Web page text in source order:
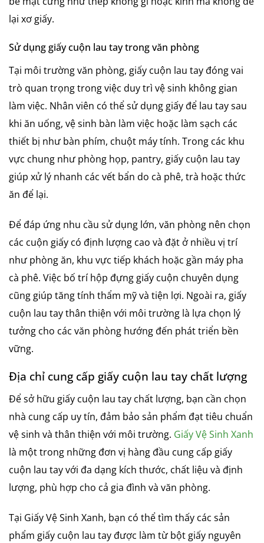
lại xơ giấy.
Sử dụng giấy cuộn lau tay trong văn phòng
Tại môi trường văn phòng, giấy cuộn lau tay đóng vai
trò quan trọng trong việc duy trì vệ sinh không gian
làm việc. Nhân viên có thể sử dụng giấy để lau tay sau
khi ăn uống, vệ sinh bàn làm việc hoặc làm sạch các
thiết bị như bàn phím, chuột máy tính. Trong các khu
vực chung như phòng họp, pantry, giấy cuộn lau tay
giúp xử lý nhanh các vết bẩn do cà phê, trà hoặc thức
ăn để lại.
Để đáp ứng nhu cầu sử dụng lớn, văn phòng nên chọn
các cuộn giấy có định lượng cao và đặt ở nhiều vị trí
như phòng ăn, khu vực tiếp khách hoặc gần máy pha
cà phê. Việc bố trí hộp đựng giấy cuộn chuyên dụng
cũng giúp tăng tính thẩm mỹ và tiện lợi. Ngoài ra, giấy
cuộn lau tay thân thiện với môi trường là lựa chọn lý
tưởng cho các văn phòng hướng đến phát triển bền
vững.
Địa chỉ cung cấp giấy cuộn lau tay chất lượng
Để sở hữu giấy cuộn lau tay chất lượng, bạn cần chọn
nhà cung cấp uy tín, đảm bảo sản phẩm đạt tiêu chuẩn
vệ sinh và thân thiện với môi trường. Giấy Vệ Sinh Xanh
là một trong những đơn vị hàng đầu cung cấp giấy
cuộn lau tay với đa dạng kích thước, chất liệu và định
lượng, phù hợp cho cả gia đình và văn phòng.
Tại Giấy Vệ Sinh Xanh, bạn có thể tìm thấy các sản
phẩm giấy cuộn lau tay được làm từ bột giấy nguyên